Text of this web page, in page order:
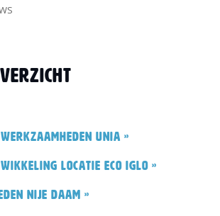
Unia »
locatie Eco Iglo »
Nije Daam »